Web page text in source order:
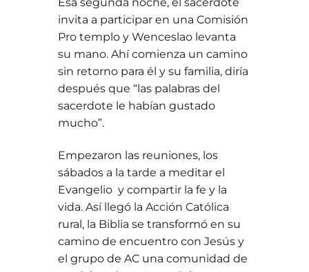
invita a participar en una Comisión
Pro templo y Wenceslao levanta
su mano. Ahí comienza un camino
sin retorno para él y su familia, diría
después que “las palabras del
sacerdote le habían gustado
mucho”.
Empezaron las reuniones, los
sábados a la tarde a meditar el
Evangelio y compartir la fe y la
vida. Así llegó la Acción Católica
rural, la Biblia se transformó en su
camino de encuentro con Jesús y
el grupo de AC una comunidad de